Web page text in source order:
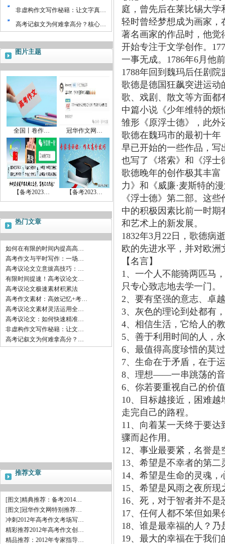
非虚构作文写作秘籍：让文字真…
高考记叙文为何难拿高分？核心…
图片主题
全国丨卷作… 冠华作文网…
【备考2023… 【备考2023…
热门文章
如何在有限的时间内提高高…
高考作文与平时写作：一场…
高考议论文立意拔高技巧：…
有限时间提速！高考议论文…
高考议论文极速素材积累法
高考作文素材：高效记忆+考…
高考议论文素材灵活运用全…
高考议论文：如何快速精准…
非虚构作文写作秘籍：让文…
高考记叙文为何难拿高分？…
推荐文章
[图文]精典推荐：备考2014…
[图文]冠华作文网特别推荐…
冲刺2012年高考作文考场写…
精彩推荐2012年高考作文创…
精品推荐：2012年专家指导…
庭，曾先后在莱比锡大
轻时曾经梦想成为画家，
著名画家的作品时，他觉
开始专注于文学创作。
一事无成。1786年6月他
1788年回到魏玛后任剧院
歌德是德国狂飙突进运动
歌、戏剧、散文等方面都
中篇小说《少年维特的
雏形《原浮士德》，此外
歌德在魏玛市的最初十年
早已开始的一些作品，写
也写了《塔索》和《浮士
歌德晚年的创作极其丰富
力》和《威廉·麦斯特的
《浮士德》第二部。这
中的积极因素比前一时
和艺术上的新发展。
1832年3月22日，歌德病
欧的先进水平，并对欧
【名言】
1、一个人不能骑两匹马
只专心致志地去学一门。
2、要有坚强的意志、卓
3、灰色的理论到处都有
4、相信生活，它给人的
5、善于利用时间的人，
6、最值得高度珍惜的莫
7、生命在于矛盾，在于
8、理想——一串跳荡的音
6、你若要重视自己的价
10、目标越接近，困难
走完自己的路程。
11、向着某一天终于要
骤而起作用。
12、事业最要紧，名誉是
13、希望是不幸者的第二
14、希望是生命的灵魂
15、希望是风雨之夜所现
16、死，对于智者并不
17、任何人都不笨但如
18、谁是最幸福的人？
19、最大的幸福在于我